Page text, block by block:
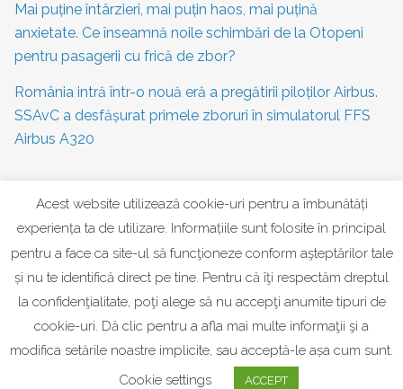
Mai puține întârzieri, mai puțin haos, mai puțină
anxietate. Ce înseamnă noile schimbări de la Otopeni
pentru pasagerii cu frică de zbor?
România intră într-o nouă eră a pregătirii piloților Airbus.
SSAvC a desfășurat primele zboruri în simulatorul FFS
Airbus A320
CATEGORII
Frica de zbor
Știri Aviație
Blog & Interviuri
Articole utile pentru frica de zbor
Acest website utilizează cookie-uri pentru a îmbunătăți
experiența ta de utilizare. Informațiile sunt folosite în principal
pentru a face ca site-ul să funcţioneze conform aşteptărilor tale
și nu te identifică direct pe tine. Pentru că îţi respectăm dreptul
la confidenţialitate, poţi alege să nu accepţi anumite tipuri de
cookie-uri. Dă clic pentru a afla mai multe informaţii şi a
modifica setările noastre implicite, sau acceptă-le așa cum sunt.
Cookie settings
ACCEPT